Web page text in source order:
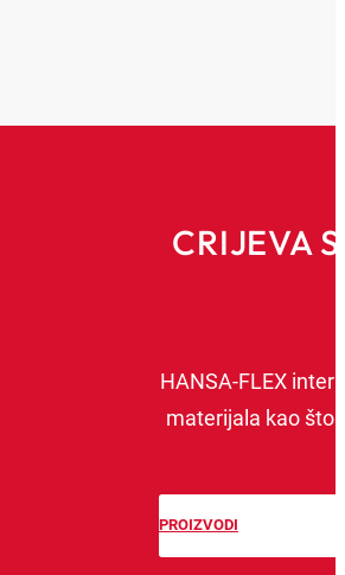
CRIJEVA
HANSA‑FLEX
materijala kao što
PROIZVODI